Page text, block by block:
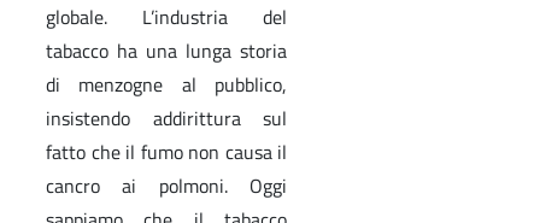
globale. L’industria del
tabacco ha una lunga storia
di menzogne al pubblico,
insistendo addirittura sul
fatto che il fumo non causa il
cancro ai polmoni. Oggi